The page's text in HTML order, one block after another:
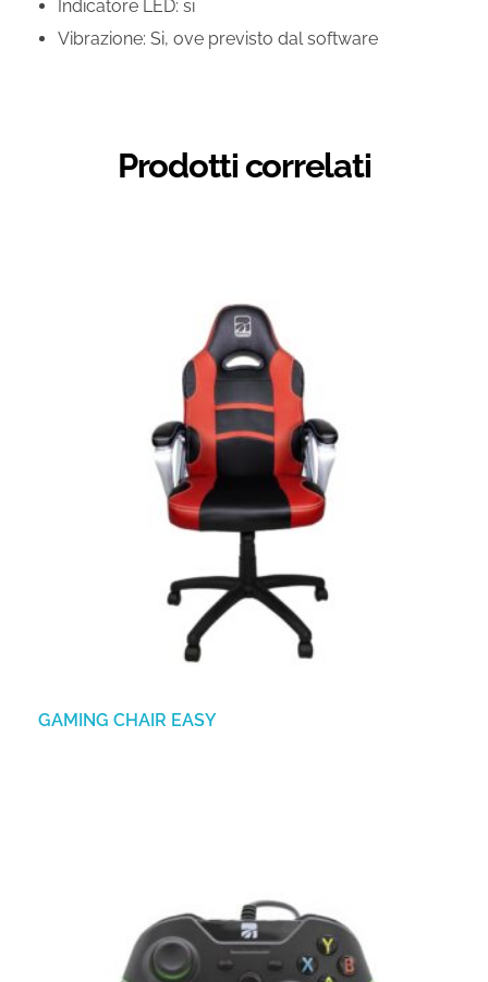
Indicatore LED: si
Vibrazione: Si, ove previsto dal software
Prodotti correlati
GAMING CHAIR EASY